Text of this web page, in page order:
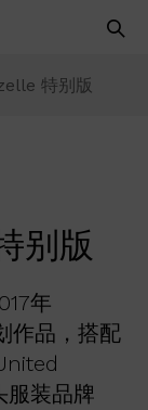
特别版
别版
年
作品，搭配
服装品牌